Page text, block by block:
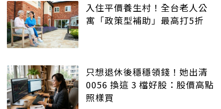
入住平價養生村！全台老人公
寓「政策型補助」最高打5折
只想退休後穩穩領錢！她出清
0056 換這 3 檔好股：股價高點
照樣買